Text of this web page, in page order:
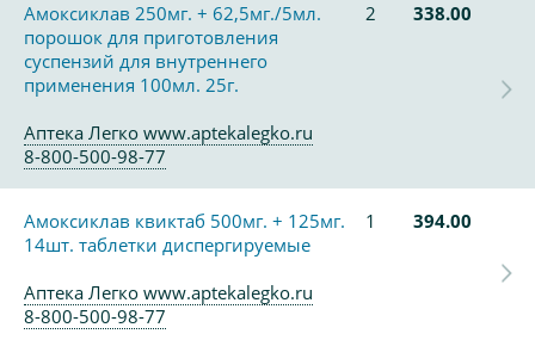
Амоксиклав 250мг. + 62,5мг./5мл.
порошок для приготовления
суспензий для внутреннего
применения 100мл. 25г.
2 338.00
Аптека Легко www.aptekalegko.ru
8-800-500-98-77
Амоксиклав квиктаб 500мг. + 125мг.
14шт. таблетки диспергируемые
1 394.00
Аптека Легко www.aptekalegko.ru
8-800-500-98-77